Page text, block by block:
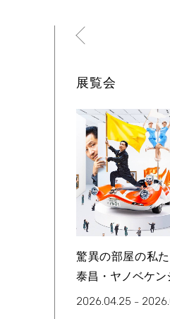
展覧会
驚異の部屋の私
泰昌・ヤノベケ
2026.04.25 –